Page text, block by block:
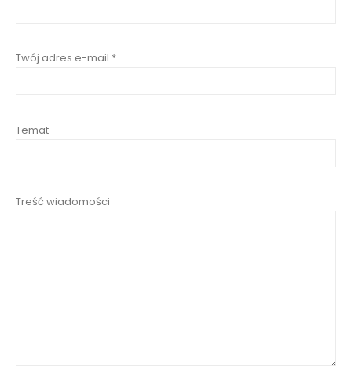
Twój adres e-mail *
Temat
Treść wiadomości